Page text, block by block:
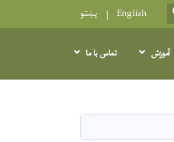
SEARCH
English پښتو
آموزش تماس با ما